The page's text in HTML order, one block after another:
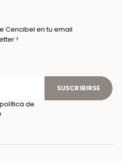
Cencibel en tu email
!
de
SUSCRIBIRSE